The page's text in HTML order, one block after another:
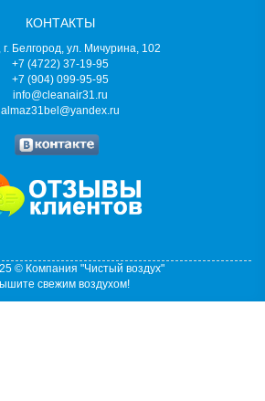
КОНТАКТЫ
Белгород, ул. Мичурина, 102
+7 (4722) 37-19-95
+7 (904) 099-95-95
info@cleanair31.ru
almaz31bel@yandex.ru
© Компания "Чистый воздух"
свежим воздухом!